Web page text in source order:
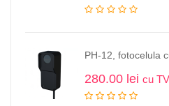
PH-12, fotocelula
280.00 lei cu